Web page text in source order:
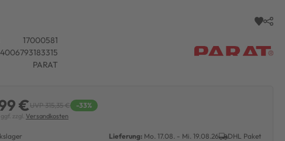
17000581
4006793183315
PARAT
€UVP 315,35 € -33%
zzgl. Versandkosten
Lieferung: Mo. 17.08. - Mi. 19.08.26 DHL Paket